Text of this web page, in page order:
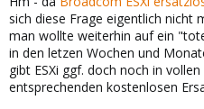
sich diese Frage eigentlich nicht
man wollte weiterhin auf ein
in den letzen Wochen und
gibt ESXi ggf. doch noch in
entsprechenden kostenlosen